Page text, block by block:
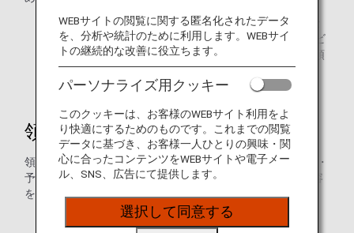
* なお、ANA適格請求書発行事業者登録番号の記載がな
い領収書をお持ちのお客様は、「領収書Web表示サービ
ス」をご利用いただくことで、登録番号が記載された領
収書を表示することが可能です。
領収書発行について
領収書発行につきまして、2024年2月1日以降、全国の空港・
予約案内センターでの取り扱いを見直しており、下記の内容
を承ることはできなくなりました。
複数枚の領収書を1枚の領収書にまとめること
WEBサイトの閲覧に関する匿名化されたデータ
を、分析や統計のために利用します。WEBサイ
トの継続的な改善に役立ちます。
パーソナライズ用クッキー
このクッキーは、お客様のWEBサイト利用をよ
り快適にするためのものです。これまでの閲覧
データに基づき、お客様一人ひとりの興味・関
心に合ったコンテンツをWEBサイトや電子メー
ル、SNS、広告にて提供します。
選択して同意する